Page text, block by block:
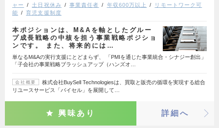
ャー 土日祝休み 事業責任者 年収600万以上
リモートワーク可
能
育児支援制度
本ポジションは、M&Aを軸としたグルー
プ成長戦略の中核を担う事業戦略ポジショ
ンです。 また、将来的には…
単なるM&Aの実行支援にとどまらず、 「PMIを通じた事業統合・シナジー創出」
「子会社の事業戦略ブラッシュアップ（ハンズオ…
会社概要
株式会社BuySell Technologiesは、買取と販売の循環を実現する総合
リユースサービス「バイセル」を展開して…
興味あり 詳細へ